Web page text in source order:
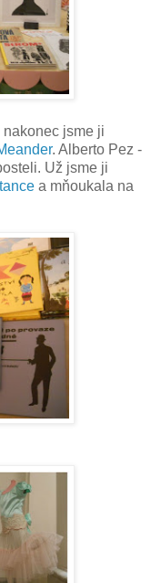
jsme ji
. Alberto Pez -
Už jsme ji
a mňoukala na